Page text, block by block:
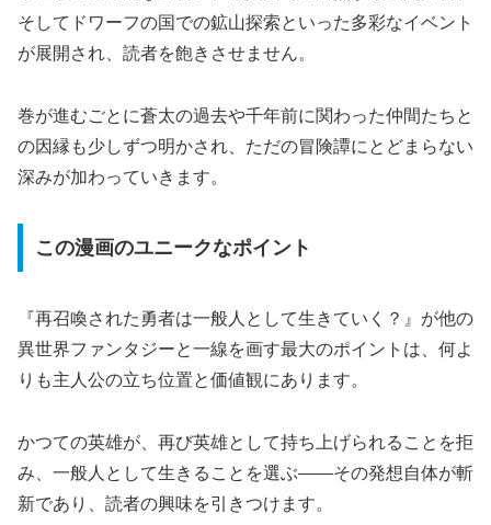
そしてドワーフの国での鉱山探索といった多彩なイベント
が展開され、読者を飽きさせません。
巻が進むごとに蒼太の過去や千年前に関わった仲間たちと
の因縁も少しずつ明かされ、ただの冒険譚にとどまらない
深みが加わっていきます。
この漫画のユニークなポイント
『再召喚された勇者は一般人として生きていく？』が他の
異世界ファンタジーと一線を画す最大のポイントは、何よ
りも主人公の立ち位置と価値観にあります。
かつての英雄が、再び英雄として持ち上げられることを拒
み、一般人として生きることを選ぶ――その発想自体が斬
新であり、読者の興味を引きつけます。